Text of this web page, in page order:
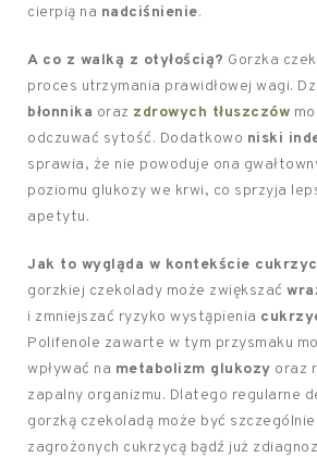
cierpią na nadciśnienie.
A co z walką z otyłością? Gorzka
proces utrzymania prawidłowej wagi.
błonnika oraz zdrowych tłuszczów
odczuwać sytość. Dodatkowo niski
sprawia, że nie powoduje ona
poziomu glukozy we krwi, co sprzyja
apetytu.
Jak to wygląda w kontekście
gorzkiej czekolady może zwiększać
i zmniejszać ryzyko wystąpienia
Polifenole zawarte w tym przysmaku
wpływać na metabolizm glukozy oraz
zapalny organizmu. Dlatego regularne
gorzką czekoladą może być
zagrożonych cukrzycą bądź już